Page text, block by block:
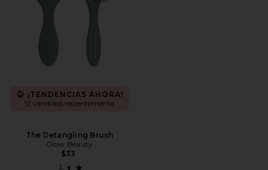
¡TENDENCIAS AHORA!
12 vendidos recientemente
The Detangling Brush
Glow Beauty
$33